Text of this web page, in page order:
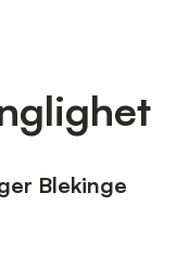
Blekinge